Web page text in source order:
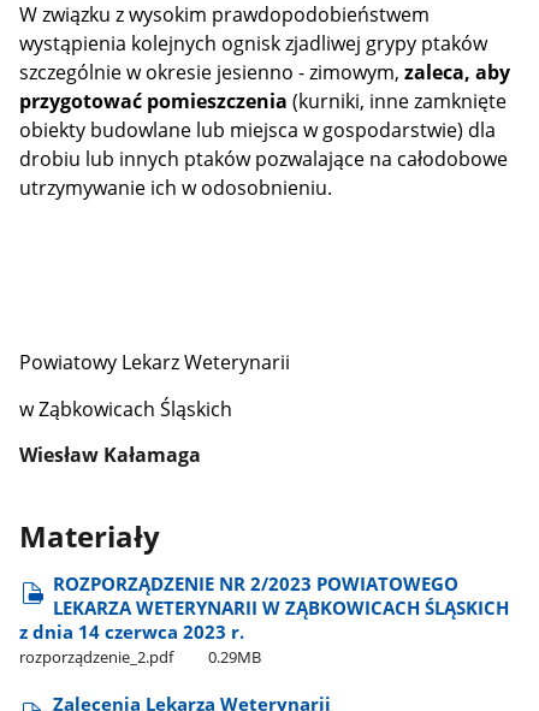
W związku z wysokim prawdopodobieństwem
wystąpienia kolejnych ognisk zjadliwej grypy ptaków
szczególnie w okresie jesienno - zimowym, zaleca, aby
przygotować pomieszczenia (kurniki, inne zamknięte
obiekty budowlane lub miejsca w gospodarstwie) dla
drobiu lub innych ptaków pozwalające na całodobowe
utrzymywanie ich w odosobnieniu.
Powiatowy Lekarz Weterynarii
w Ząbkowicach Śląskich
Wiesław Kałamaga
Materiały
ROZPORZĄDZENIE NR 2/2023 POWIATOWEGO
LEKARZA WETERYNARII W ZĄBKOWICACH ŚLĄSKICH
z dnia 14 czerwca 2023 r.
rozporządzenie​_2.pdf 0.29MB
Zalecenia Lekarza Weterynarii